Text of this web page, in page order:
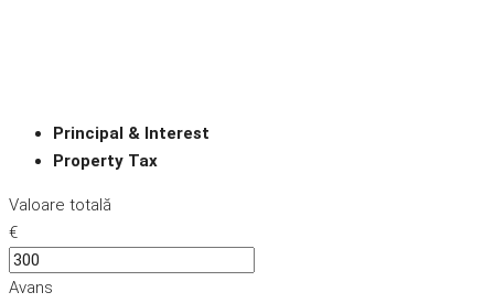
Principal & Interest
Property Tax
Valoare totală
€
Avans